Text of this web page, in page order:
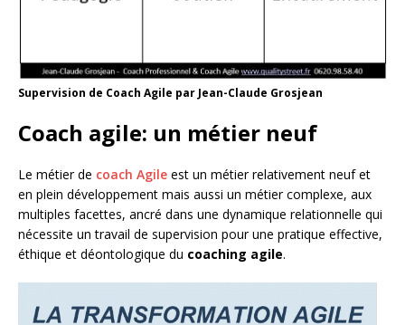
Supervision de Coach Agile par Jean-Claude Grosjean
Coach agile: un métier neuf
Le métier de coach Agile est un métier relativement neuf et
en plein développement mais aussi un métier complexe, aux
multiples facettes, ancré dans une dynamique relationnelle qui
nécessite un travail de supervision pour une pratique effective,
éthique et déontologique du coaching agile.